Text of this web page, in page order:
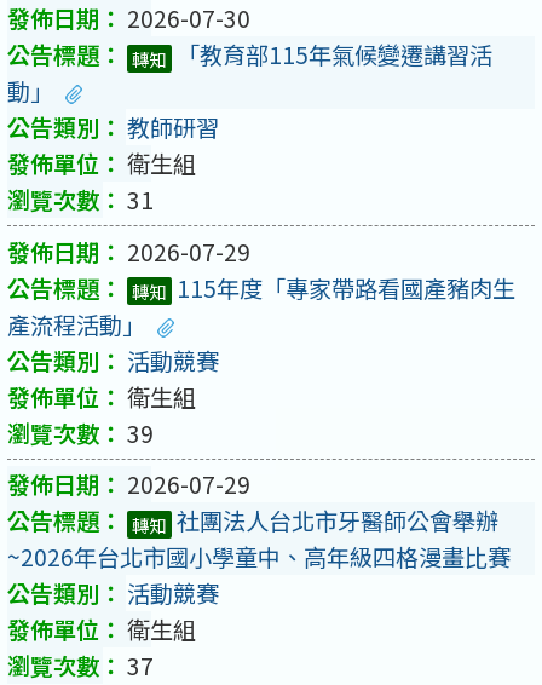
2026-07-30
轉知
「教育部115年氣候變遷講習活
動」
教師研習
衛生組
31
2026-07-29
轉知 115年度「專家帶路看國產豬肉生
產流程活動」
活動競賽
衛生組
39
2026-07-29
轉知 社團法人台北市牙醫師公會舉辦
~2026年台北市國小學童中、高年級四格漫畫比賽
活動競賽
衛生組
37